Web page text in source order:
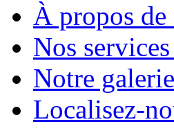
À propos
Nos
Notre
Localisez-